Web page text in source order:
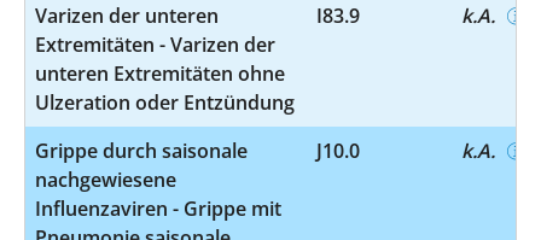
Varizen der unteren
Extremitäten - Varizen der
unteren Extremitäten ohne
Ulzeration oder Entzündung
I83.9 k.A.
Grippe durch saisonale
nachgewiesene
Influenzaviren - Grippe mit
J10.0 k.A.